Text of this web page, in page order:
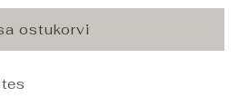
ostukorvi